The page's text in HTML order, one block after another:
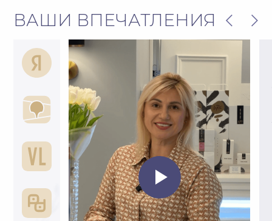
АЛЬБИНА ШИНКАРЕВА
Стилист-парикмахер (топ-мастер)
ИННА ЛИТВИНЧУК
Стилист-парикмахер
* Фото сотрудников предоставлены с личного согласия
БРЕНДЫ, КОТОРЫЕ МЫ
ИСПОЛЬЗУЕМ В РАБОТЕ
В нашем салоне представлено более 10
мировых брендов по уходу за волосами
и телом. Вы можете приобрести
профессиональные средства, которые
мы используем в работе